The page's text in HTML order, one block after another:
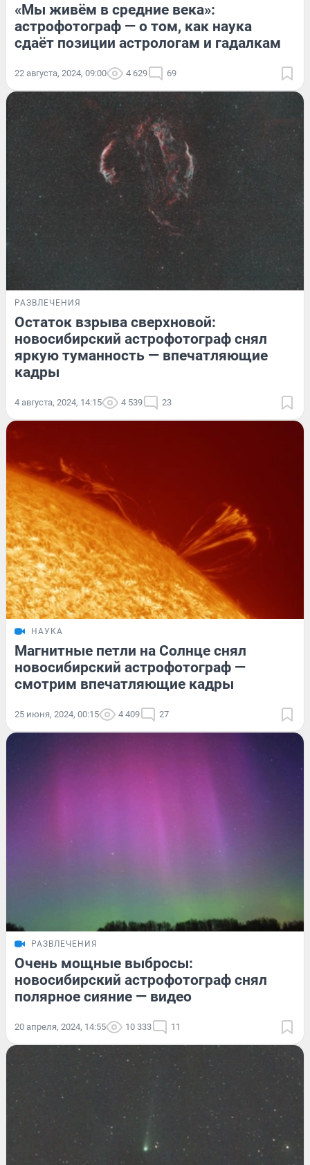
«Мы живём в средние века»:
астрофотограф — о том, как наука
сдаёт позиции астрологам и гадалкам
22 августа, 2024, 09:00 4 629 69
РАЗВЛЕЧЕНИЯ
Остаток взрыва сверхновой:
новосибирский астрофотограф снял
яркую туманность — впечатляющие
кадры
4 августа, 2024, 14:15 4 539 23
НАУКА
Магнитные петли на Солнце снял
новосибирский астрофотограф —
смотрим впечатляющие кадры
25 июня, 2024, 00:15 4 409 27
РАЗВЛЕЧЕНИЯ
Очень мощные выбросы:
новосибирский астрофотограф снял
полярное сияние — видео
20 апреля, 2024, 14:55 10 333 11